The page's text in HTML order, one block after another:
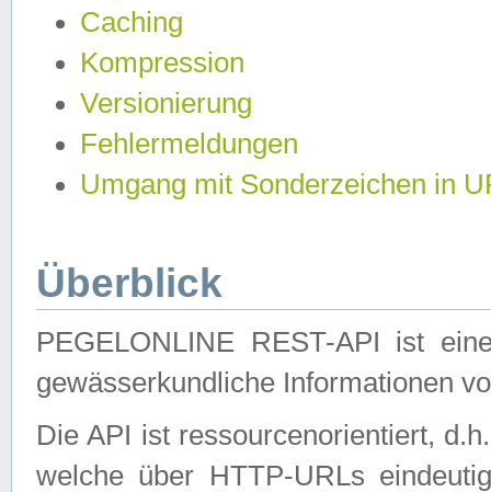
Caching
Kompression
Versionierung
Fehlermeldungen
Umgang mit Sonderzeichen in
Überblick
PEGELONLINE REST-API ist
gewässerkundliche Informationen
Die API ist ressourcenorientiert,
welche über HTTP-URLs